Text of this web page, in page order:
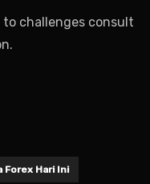
to challenges consult
Forex Hari Ini